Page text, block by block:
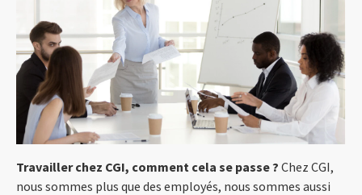
Travailler chez CGI, comment cela se passe ? Chez CGI,
nous sommes plus que des employés, nous sommes aussi